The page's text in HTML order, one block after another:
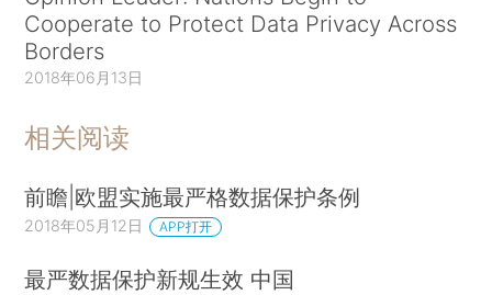
Cooperate to Protect Data Privacy Across
Borders
2018年06月13日
相关阅读
前瞻|欧盟实施最严格数据保护条例
2018年05月12日 APP打开
最严数据保护新规生效 中国